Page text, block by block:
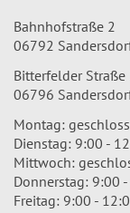
Bahnhofstraße 2
06792
Bitterfelder
06796
Montag:
Dienstag: 9:00 -
Mittwoch:
Donnerstag: 9:00
Freitag: 9:00 -